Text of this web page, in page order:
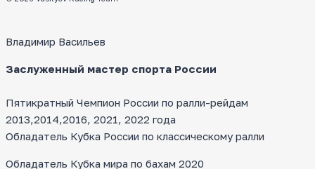
Владимир Васильев
Заслуженный мастер спорта России
Пятикратный Чемпион России по ралли-рейдам
2013,2014,2016, 2021, 2022 года
Обладатель Кубка России по классическому ралли
Обладатель Кубка мира по бахам 2020